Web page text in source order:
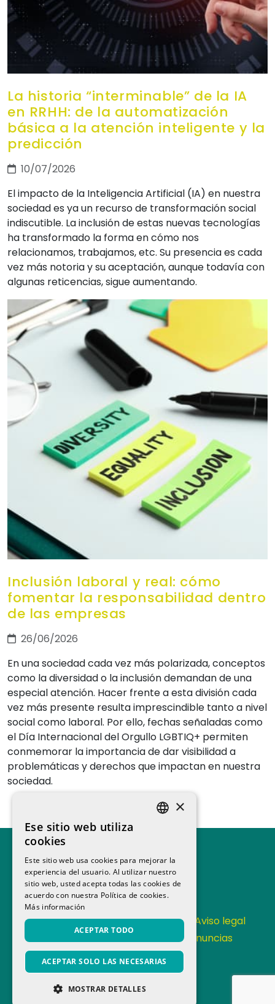
La historia “interminable” de la IA
en RRHH: de la automatización
básica a la atención inteligente y la
predicción
10/07/2026
El impacto de la Inteligencia Artificial (IA) en nuestra
sociedad es ya un recurso de transformación social
indiscutible. La inclusión de estas nuevas tecnologías
ha transformado la forma en cómo nos
relacionamos, trabajamos, etc. Su presencia es cada
vez más notoria y su aceptación, aunque todavía con
algunas reticencias, sigue aumentando.
Inclusión laboral y real: cómo
fomentar la responsabilidad dentro
de las empresas
26/06/2026
En una sociedad cada vez más polarizada, conceptos
como la diversidad o la inclusión demandan de una
especial atención. Hacer frente a esta división cada
vez más presente resulta imprescindible tanto a nivel
social como laboral. Por ello, fechas señaladas como
el Día Internacional del Orgullo LGBTIQ+ permiten
conmemorar la importancia de dar visibilidad a
problemáticas y derechos que impactan en nuestra
sociedad.
Contacta Política de Privacidad
Aviso legal
Canal de denuncias
Memoria anual
×
Ese sitio web utiliza
cookies
Este sitio web usa cookies para mejorar la
experiencia del usuario. Al utilizar nuestro
sitio web, usted acepta todas las cookies de
acuerdo con nuestra Política de cookies.
Más información
ACEPTAR TODO
ACEPTAR SOLO LAS NECESARIAS
MOSTRAR DETALLES